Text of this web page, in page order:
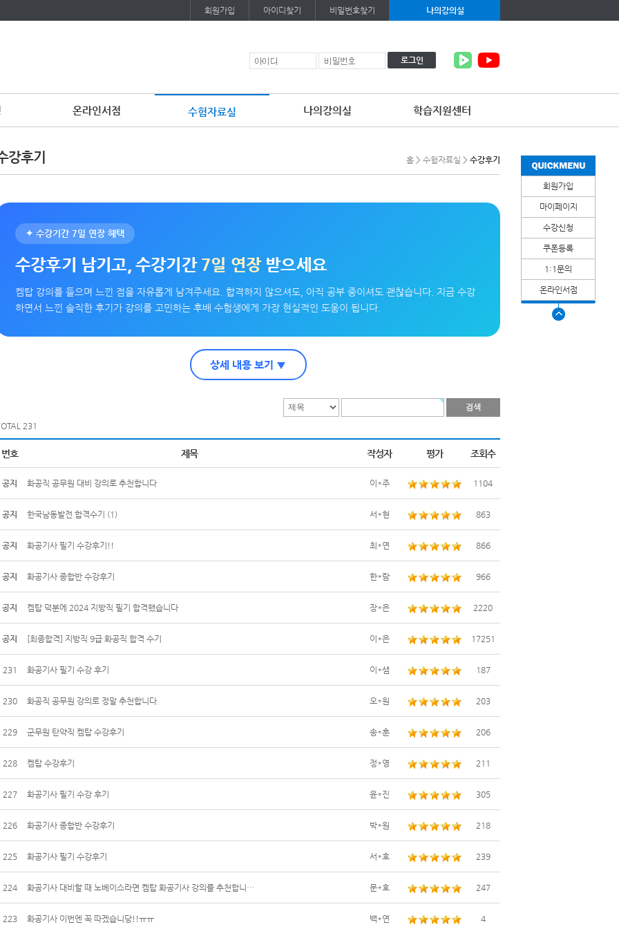
회원가입 아이디찾기 비밀번호찾기 나의강의실
로그인
온라인서점 수험자료실 나의강의실 학습지원센터
보
회원가입
마이페이지
수강신청
쿠폰등록
1:1문의
온라인서점
강후기 홈 > 수험자료실 > 수강후기
✦ 수강기간 7일 연장 혜택
수강후기 남기고, 수강기간 7일 연장받으세요
켐탑 강의를 들으며 느낀 점을 자유롭게 남겨주세요. 합격하지 않으셔도, 아직 공부 중이셔도 괜찮습니다. 지금 수강
하면서 느낀 솔직한 후기가 강의를 고민하는 후배 수험생에게 가장 현실적인 도움이 됩니다.
상세 내용 보기 ▼
231
번호 제목 작성자 평가 조회수
공지 화공직 공무원 대비 강의로 추천합니다 이*주 1104
공지 한국남동발전 합격수기 (1) 서*현 863
공지 화공기사 필기 수강후기!! 최*연 866
공지 화공기사 종합반 수강후기 한*람 966
공지 켐탑 덕분에 2024 지방직 필기 합격했습니다 장*은 2220
공지 [최종합격] 지방직 9급 화공직 합격 수기 이*은 17251
231 화공기사 필기 수강 후기 이*샘 187
230 화공직 공무원 강의로 정말 추천합니다. 오*원 203
229 군무원 탄약직 켐탑 수강후기 송*훈 206
228 켐탑 수강후기 정*영 211
227 화공기사 필기 수강 후기 윤*진 305
226 화공기사 종합반 수강후기 박*원 218
225 화공기사 필기 수강후기 서*호 239
224 화공기사 대비할 때 노베이스라면 켐탑 화공기사 강의를 추천합니… 문*호 247
223 화공기사 이번엔 꼭 따겠습니당!!ㅠㅠ 백*연 4